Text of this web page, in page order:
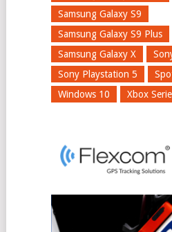
Samsung Galaxy S9
Samsung Galaxy S9 Plus
Samsung Galaxy X
Sony Playstation 5
Windows 10
Xbox